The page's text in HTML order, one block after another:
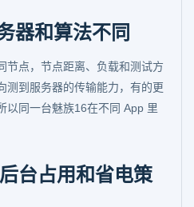
器和算法不同
节点，节点距离、负载和测试方
测到服务器的传输能力，有的更
以同一台魅族16在不同 App 里
台占用和省电策